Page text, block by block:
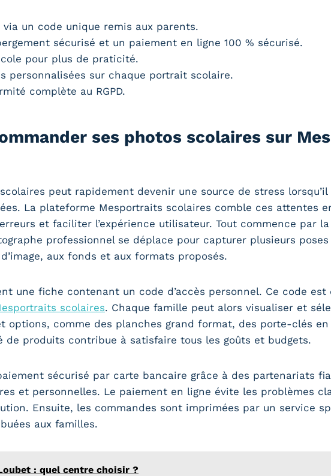
un code unique remis aux parents.
sécurisé et un paiement en ligne 100 % sécurisé.
pour plus de praticité.
personnalisées sur chaque portrait scolaire.
complète au RGPD.
ses photos scolaires sur
peut rapidement devenir une source de stress lorsqu’il
La plateforme Mesportraits scolaires comble ces attentes
et faciliter l’expérience utilisateur. Tout commence par
professionnel se déplace pour capturer plusieurs
aux fonds et aux formats proposés.
une fiche contenant un code d’accès personnel. Ce code est
scolaires. Chaque famille peut alors visualiser et
comme des planches grand format, des porte-clés en
produits contribue à satisfaire tous les goûts et budgets.
sécurisé par carte bancaire grâce à des partenariats
et personnelles. Le paiement en ligne évite les problèmes
Ensuite, les commandes sont imprimées par un service
aux familles.
: quel centre choisir ?